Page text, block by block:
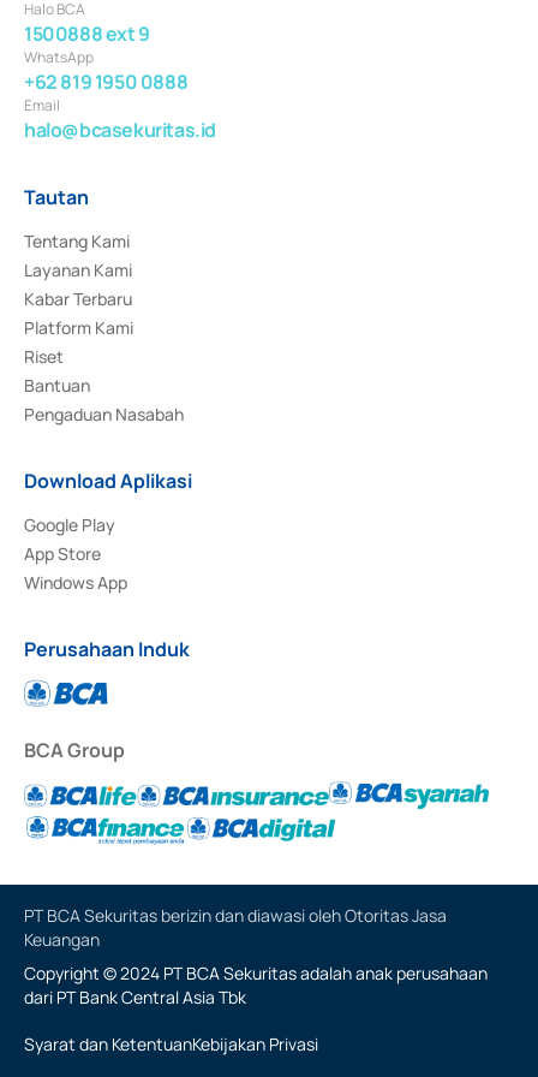
Halo BCA
1500888 ext 9
WhatsApp
+62 819 1950 0888
Email
halo@bcasekuritas.id
Tautan
Tentang Kami
Layanan Kami
Kabar Terbaru
Platform Kami
Riset
Bantuan
Pengaduan Nasabah
Download Aplikasi
Google Play
App Store
Windows App
Perusahaan Induk
BCA Group
PT BCA Sekuritas berizin dan diawasi oleh Otoritas Jasa
Keuangan
Copyright © 2024 PT BCA Sekuritas adalah anak perusahaan
dari PT Bank Central Asia Tbk
Syarat dan KetentuanKebijakan Privasi